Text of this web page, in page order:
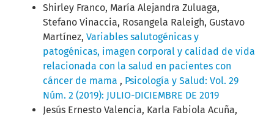
Shirley Franco, María Alejandra Zuluaga,
Stefano Vinaccia, Rosangela Raleigh, Gustavo
Martínez, Variables salutogénicas y
patogénicas, imagen corporal y calidad de vida
relacionada con la salud en pacientes con
cáncer de mama , Psicología y Salud: Vol. 29
Núm. 2 (2019): JULIO-DICIEMBRE DE 2019
Jesús Ernesto Valencia, Karla Fabiola Acuña,